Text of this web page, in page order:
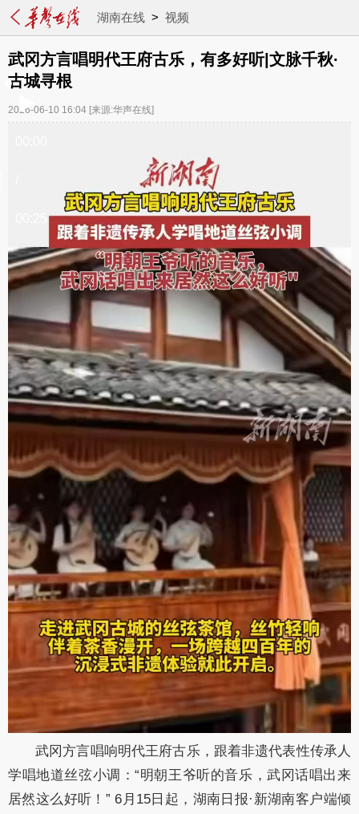
湖南在线> 视频
武冈方言唱明代王府古乐，有多好听|文脉千秋·
古城寻根
2026-06-10 16:04 [来源:华声在线]
武冈方言唱响明代王府古乐，跟着非遗代表性传承人
学唱地道丝弦小调：“明朝王爷听的音乐，武冈话唱出来
居然这么好听！” 6月15日起，湖南日报·新湖南客户端倾